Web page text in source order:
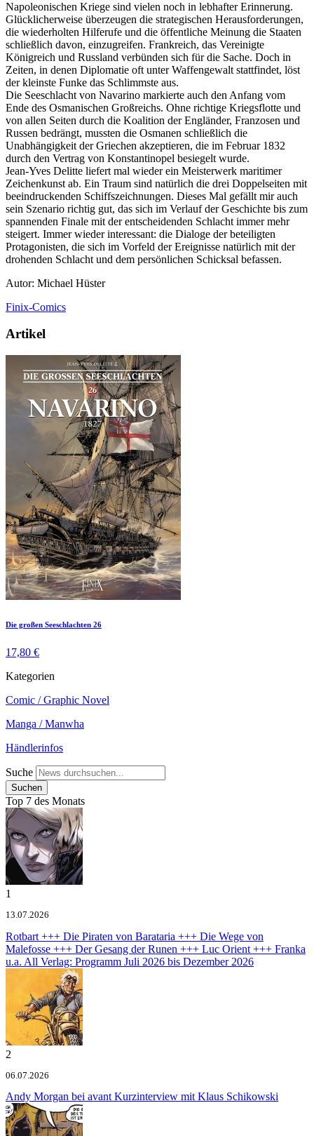
Napoleonischen Kriege sind vielen noch in lebhafter Erinnerung.
Glücklicherweise überzeugen die strategischen Herausforderungen,
die wiederholten Hilferufe und die öffentliche Meinung die Staaten
schließlich davon, einzugreifen. Frankreich, das Vereinigte
Königreich und Russland verbünden sich für die Sache. Doch in
Zeiten, in denen Diplomatie oft unter Waffengewalt stattfindet, löst
der kleinste Funke das Schlimmste aus.
Die Seeschlacht von Navarino markierte auch den Anfang vom
Ende des Osmanischen Großreichs. Ohne richtige Kriegsflotte und
von allen Seiten durch die Koalition der Engländer, Franzosen und
Russen bedrängt, mussten die Osmanen schließlich die
Unabhängigkeit der Griechen akzeptieren, die im Februar 1832
durch den Vertrag von Konstantinopel besiegelt wurde.
Jean-Yves Delitte liefert mal wieder ein Meisterwerk maritimer
Zeichenkunst ab. Ein Traum sind natürlich die drei Doppelseiten mit
beeindruckenden Schiffszeichnungen. Dieses Mal gefällt mir auch
sein Szenario richtig gut, das sich im Verlauf der Geschichte bis zum
spannenden Finale mit der entscheidenden Schlacht immer mehr
steigert. Immer wieder interessant: die Dialoge der beteiligten
Protagonisten, die sich im Vorfeld der Ereignisse natürlich mit der
drohenden Schlacht und dem persönlichen Schicksal befassen.
Autor: Michael Hüster
Finix-Comics
Artikel
Die großen Seeschlachten 26
17,80 €
Kategorien
Comic / Graphic Novel
Manga / Manwha
Händlerinfos
Suche
Top 7 des Monats
1
13.07.2026
Rotbart +++ Die Piraten von Barataria +++ Die Wege von
Malefosse +++ Der Gesang der Runen +++ Luc Orient +++ Franka
u.a. All Verlag: Programm Juli 2026 bis Dezember 2026
2
06.07.2026
Andy Morgan bei avant Kurzinterview mit Klaus Schikowski